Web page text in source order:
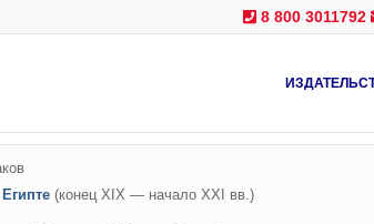
8 800 3011792
(конец XIX — начало XXI вв.)